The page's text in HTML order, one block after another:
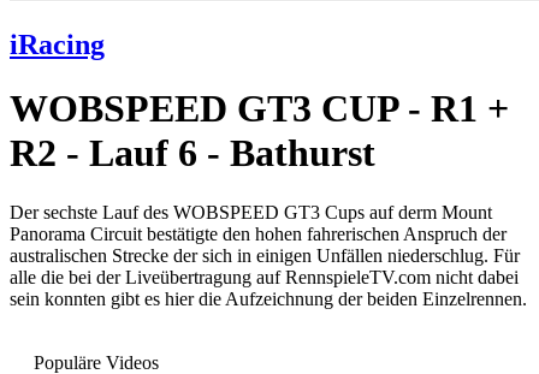
iRacing
WOBSPEED GT3 CUP - R1 +
R2 - Lauf 6 - Bathurst
Der sechste Lauf des WOBSPEED GT3 Cups auf derm Mount
Panorama Circuit bestätigte den hohen fahrerischen Anspruch der
australischen Strecke der sich in einigen Unfällen niederschlug. Für
alle die bei der Liveübertragung auf RennspieleTV.com nicht dabei
sein konnten gibt es hier die Aufzeichnung der beiden Einzelrennen.
Populäre Videos